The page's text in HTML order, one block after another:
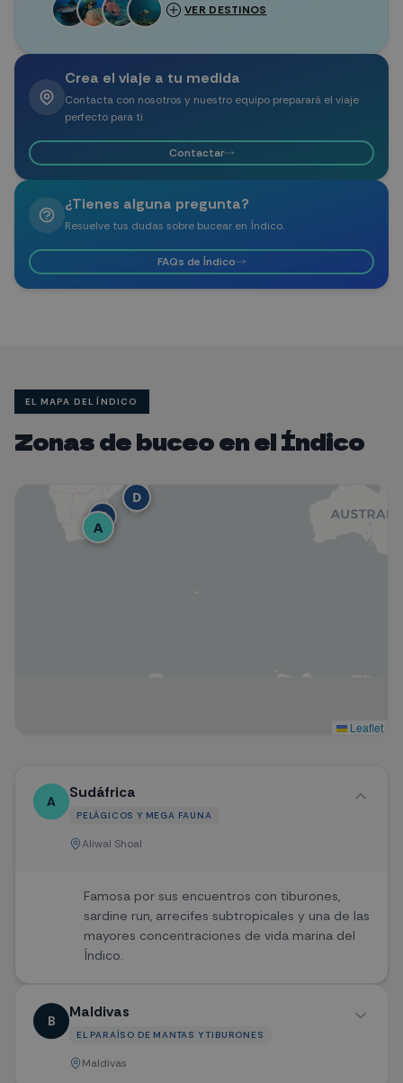
VER DESTINOS
Crea el viaje a tu medida
Contacta con nosotros y nuestro equipo preparará el viaje
perfecto para ti.
Contactar
¿Tienes alguna pregunta?
Resuelve tus dudas sobre bucear en Índico.
FAQs de Índico
EL MAPA DEL ÍNDICO
Zonas de buceo en el Índico
A
B
C
D
Leaflet
A Sudáfrica
PELÁGICOS Y MEGA FAUNA
Aliwal Shoal
Famosa por sus encuentros con tiburones,
sardine run, arrecifes subtropicales y una de las
mayores concentraciones de vida marina del
Índico.
B Maldivas
EL PARAÍSO DE MANTAS Y TIBURONES
Maldivas